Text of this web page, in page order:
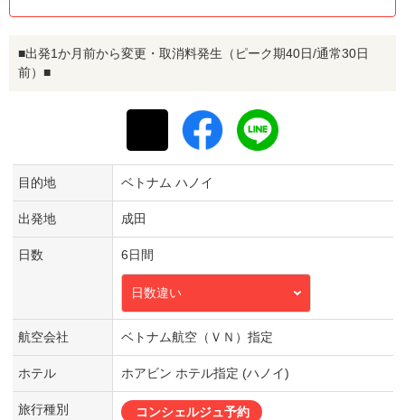
■出発1か月前から変更・取消料発生（ピーク期40日/通常30日
前）■
目的地 ベトナム ハノイ
出発地 成田
日数 6日間
日数違い
航空会社 ベトナム航空（ＶＮ）指定
ホテル ホアビン ホテル指定 (ハノイ)
旅行種別 コンシェルジュ予約